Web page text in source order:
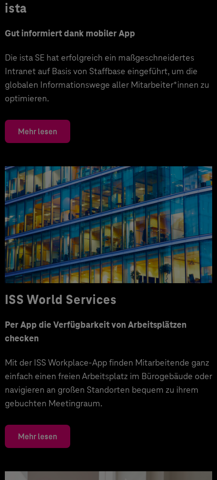
ista
Gut informiert dank mobiler App
Die ista SE hat erfolgreich ein maßgeschneidertes
Intranet auf Basis von Staffbase eingeführt, um die
globalen Informationswege aller Mitarbeiter*innen zu
optimieren.
Mehr lesen
ISS World Services
Per App die Verfügbarkeit von Arbeitsplätzen
checken
Mit der ISS Workplace-App finden Mitarbeitende ganz
einfach einen freien Arbeitsplatz im Bürogebäude oder
navigieren an großen Standorten bequem zu ihrem
gebuchten Meetingraum.
Mehr lesen